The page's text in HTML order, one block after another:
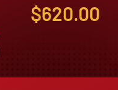
$620.00